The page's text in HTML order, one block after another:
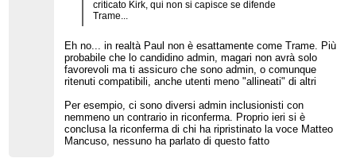
criticato Kirk, qui non si capisce se difende
Trame...
Eh no... in realtà Paul non è esattamente come Trame. Più
probabile che lo candidino admin, magari non avrà solo
favorevoli ma ti assicuro che sono admin, o comunque
ritenuti compatibili, anche utenti meno "allineati" di altri
Per esempio, ci sono diversi admin inclusionisti con
nemmeno un contrario in riconferma. Proprio ieri si è
conclusa la riconferma di chi ha ripristinato la voce Matteo
Mancuso, nessuno ha parlato di questo fatto